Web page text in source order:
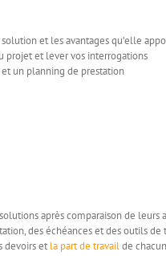
et les avantages qu’elle
projet et lever vos interrogations
un planning de prestation
après comparaison de leurs
des échéances et des outils
devoirs et la part de travailde chacun